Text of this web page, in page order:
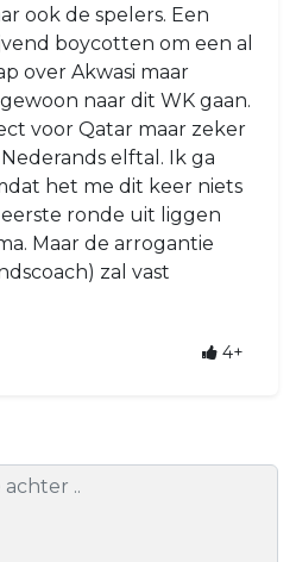
ook de spelers. Een
boycotten om een al
over Akwasi maar
naar dit WK gaan.
voor Qatar maar zeker
elftal. Ik ga
het me dit keer niets
ronde uit liggen
Maar de arrogantie
zal vast
4+